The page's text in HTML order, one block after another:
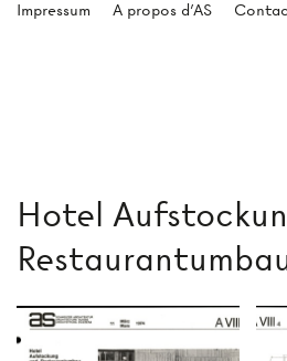
Hotel
Impressum
A propos d'AS